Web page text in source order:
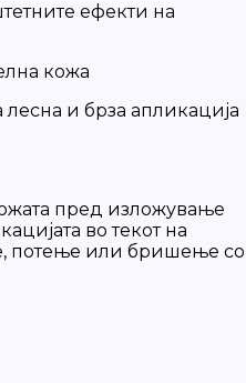
ефекти на
кожа
и брза апликација
пред изложување
во текот на
потење или бришење со